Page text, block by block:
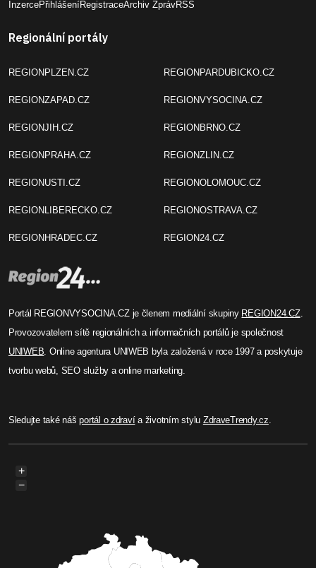
InzercePřihlášeníRegistraceArchiv ZprávRSS
Regionální portály
REGIONPLZEN.CZ
REGIONZAPAD.CZ
REGIONJIH.CZ
REGIONPRAHA.CZ
REGIONUSTI.CZ
REGIONLIBERECKO.CZ
REGIONHRADEC.CZ
REGIONPARDUBICKO.CZ
REGIONVYSOCINA.CZ
REGIONBRNO.CZ
REGIONZLIN.CZ
REGIONOLOMOUC.CZ
REGIONOSTRAVA.CZ
REGION24.CZ
Portál REGIONVYSOCINA.CZ je členem mediální skupiny REGION24.CZ.
Provozovatelem sítě regionálních a informačních portálů je společnost
UNIWEB. Online agentura UNIWEB byla založená v roce 1997 a poskytuje
tvorbu webů, SEO služby a online marketing.
Sledujte také nášportál o zdravía životním stylu ZdraveTrendy.cz.
+
−